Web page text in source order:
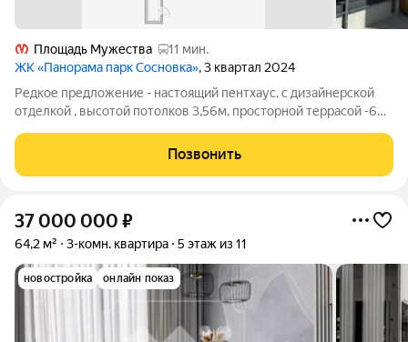
Площадь Мужества
11 мин.
ЖК «Панорама парк Сосновка», 3 квартал 2024
Редкое предложение - настоящий пентхаус, с дизайнерской
отделкой , высотой потолков 3,56м, просторной террасой -60
остеклением! К квартире можно приобрести 3 парковочных
места! Три полноценные спальни,
Позвонить
37 000 000 ₽
64,2 м² 3-комн. квартира 5 этаж из 11
новостройка онлайн показ